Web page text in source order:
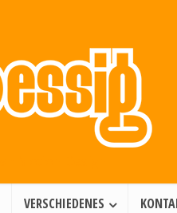
VERSCHIEDENES